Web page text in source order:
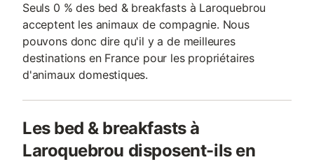
Seuls 0 % des bed & breakfasts à Laroquebrou
acceptent les animaux de compagnie. Nous
pouvons donc dire qu'il y a de meilleures
destinations en France pour les propriétaires
d'animaux domestiques.
Les bed & breakfasts à
Laroquebrou disposent-ils en